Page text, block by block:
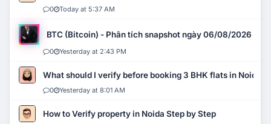
0 Today at 5:37 AM
BTC (Bitcoin) - Phân tích snapshot ngày 06/08/2026
0 Yesterday at 2:43 PM
What should I verify before booking 3 BHK flats in Noida?
0 Yesterday at 8:01 AM
How to Verify property in Noida Step by Step